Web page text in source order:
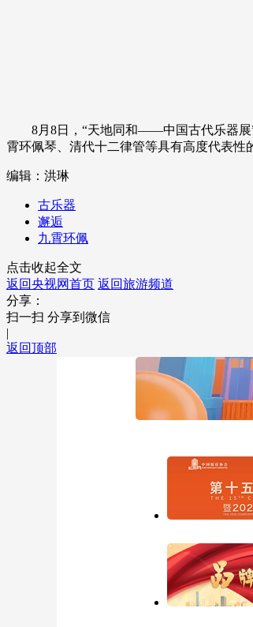
CCTV.节目官网 直播 节
8月8日，“天地同和——中国古代乐器展”
霄环佩琴、清代十二律管等具有高度代表
编辑：洪琳
古乐器
邂逅
九霄环佩
点击收起全文
返回央视网首页 返回旅游频道
分享：
扫一扫 分享到微信
|
返回顶部